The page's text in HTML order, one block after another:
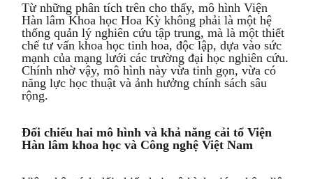
Từ những phân tích trên cho thấy, mô hình Viện
Hàn lâm Khoa học Hoa Kỳ không phải là một hệ
thống quản lý nghiên cứu tập trung, mà là một thiết
chế tư vấn khoa học tinh hoa, độc lập, dựa vào sức
mạnh của mạng lưới các trường đại học nghiên cứu.
Chính nhờ vậy, mô hình này vừa tinh gọn, vừa có
năng lực học thuật và ảnh hưởng chính sách sâu
rộng.
Đối chiếu hai mô hình và khả năng cải tổ Viện
Hàn lâm khoa học và Công nghệ Việt Nam